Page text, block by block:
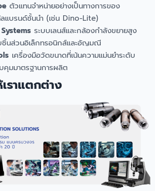
ตัวแทนจำหน่ายอย่างเป็นทางการของ
แบรนด์ชั้นนำ (เช่น Dino-Lite)
ระบบเลนส์และกล้องกำลังขยายสูง
ชิ้นส่วนอิเล็กทรอนิกส์และอัญมณี
เครื่องมือวัดขนาดที่เน้นความแม่นยำระดับ
คุมมาตรฐานการผลิต
ราแตกต่าง